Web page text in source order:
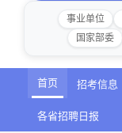
事业单位
国家部委
首页 招考信息
各省招聘日报